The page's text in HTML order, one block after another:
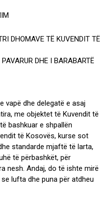
DHOMAVE TË KUVENDIT TË
DHE I BARABARTË
vapë dhe delegatë e asaj
me objektet të Kuvendit të
bashkuar e shpallën
të Kosovës, kurse sot
standarde mjaftë të larta,
të përbashkët, për
nesh. Andaj, do të ishte mirë
lufta dhe puna për atdheu